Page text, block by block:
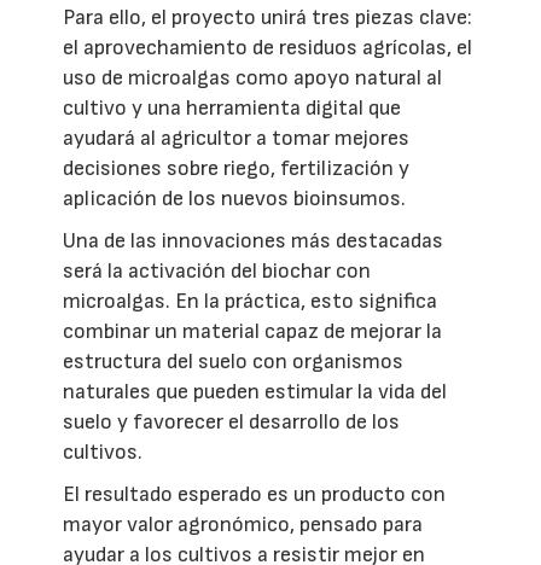
Para ello, el proyecto unirá tres piezas clave:
el aprovechamiento de residuos agrícolas, el
uso de microalgas como apoyo natural al
cultivo y una herramienta digital que
ayudará al agricultor a tomar mejores
decisiones sobre riego, fertilización y
aplicación de los nuevos bioinsumos.
Una de las innovaciones más destacadas
será la activación del biochar con
microalgas. En la práctica, esto significa
combinar un material capaz de mejorar la
estructura del suelo con organismos
naturales que pueden estimular la vida del
suelo y favorecer el desarrollo de los
cultivos.
El resultado esperado es un producto con
mayor valor agronómico, pensado para
ayudar a los cultivos a resistir mejor en